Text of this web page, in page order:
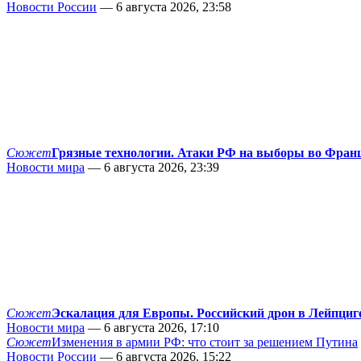
Новости России — 6 августа 2026, 23:58
СюжетГрязные технологии. Атаки РФ на выборы во
Новости мира — 6 августа 2026, 23:39
СюжетЭскалация для Европы. Российский дрон в
Новости мира — 6 августа 2026, 17:10
СюжетИзменения в армии РФ: что стоит за решением Путина
Новости России — 6 августа 2026, 15:22